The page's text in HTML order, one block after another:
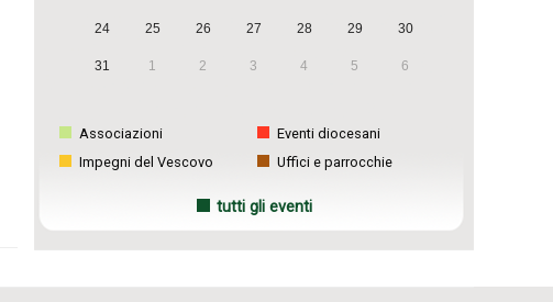
24 25 26 27 28 29 30
31 1 2 3 4 5 6
Associazioni
Eventi diocesani
Impegni del Vescovo
Uffici e parrocchie
tutti gli eventi